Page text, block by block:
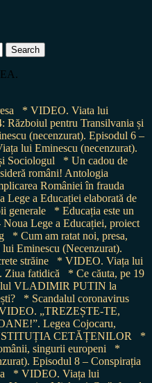
* VIDEO. Viata lui
Războiul pentru Transilvania și
(necenzurat). Episodul 6 –
lui Eminescu (necenzurat).
Sociologul
* Un cadou de
români! Antologia
României în frauda
Lege a Educației elaborată de
generale
* Educația este un
Noua Lege a Educației, proiect
* Cum am ratat noi, presa,
Eminescu (Necenzurat).
străine
* VIDEO. Viața lui
Ziua fatidică
* Ce căuta, pe 19
VLADIMIR PUTIN la
* Scandalul coronavirus
„TREZEȘTE-TE,
Legea Cojocaru,
CETĂȚENILOR
*
singurii europeni
*
Episodul 8 – Conspirația
* VIDEO. Viața lui